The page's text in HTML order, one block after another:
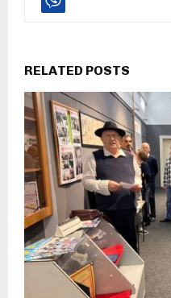
RELATED POSTS